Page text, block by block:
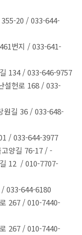
20 / 033-644-
번지 / 033-641-
134 / 033-646-9757
설헌로 168 / 033-
원길 36 / 033-648-
/ 033-644-3977
양길 76-17 / -
12 / 010-7707-
033-644-6180
267 / 010-7440-
267 / 010-7440-